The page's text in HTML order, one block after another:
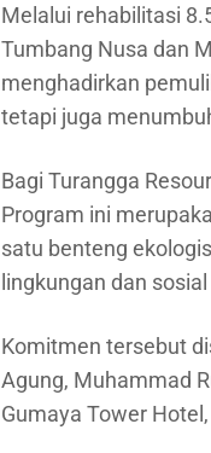
Melalui rehabilitasi
Tumbang Nusa dan
menghadirkan
tetapi juga
Bagi Turangga
Program ini
satu benteng
lingkungan dan
Komitmen tersebut
Agung, Muhammad
Gumaya Tower